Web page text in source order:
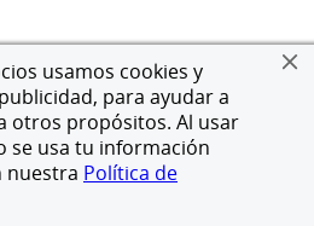
usamos cookies y
para ayudar a
otros propósitos. Al usar
se usa tu información
nuestra Política de